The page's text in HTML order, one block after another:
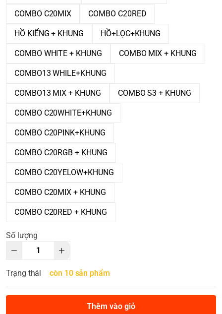
COMBO C20MIX COMBO C20RED
HỒ KIẾNG + KHUNG HỒ+LỌC+KHUNG
COMBO WHITE + KHUNG COMBO MIX + KHUNG
COMBO13 WHILE+KHUNG
COMBO13 MIX + KHUNG COMBO S3 + KHUNG
COMBO C20WHITE+KHUNG
COMBO C20PINK+KHUNG
COMBO C20RGB + KHUNG
COMBO C20YELOW+KHUNG
COMBO C20MIX + KHUNG
COMBO C20RED + KHUNG
Số lượng
Trạng thái còn 10 sản phẩm
Thêm vào giỏ